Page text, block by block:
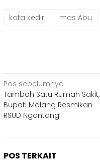
kota kediri mas Abu
Navigasi
pos
Pos sebelumnya
Tambah Satu Rumah Sakit,
Bupati Malang Resmikan
RSUD Ngantang
POS TERKAIT